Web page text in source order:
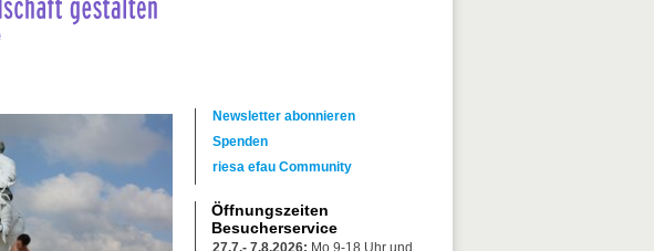
Newsletter abonnieren
Spenden
riesa efau Community
Öffnungszeiten
Besucherservice
27.7.- 7.8.2026: Mo 9-18 Uhr und